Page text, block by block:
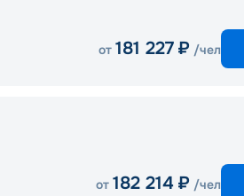
от 181 227 ₽ /чел
от 182 214 ₽ /чел